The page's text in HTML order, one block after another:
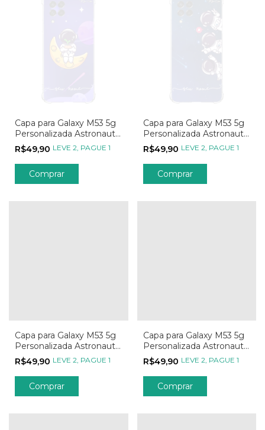
Capa para Galaxy M53 5g
Personalizada Astronauta
Jardim Lunar
R$49,90 LEVE 2, PAGUE 1
Capa para Galaxy M53 5g
Personalizada Astronauta
Trio Estelar
R$49,90 LEVE 2, PAGUE 1
Capa para Galaxy M53 5g
Personalizada Astronauta
e o Gatinho
R$49,90 LEVE 2, PAGUE 1
Capa para Galaxy M53 5g
Personalizada Astronauta
e o Cachorrinho
R$49,90 LEVE 2, PAGUE 1